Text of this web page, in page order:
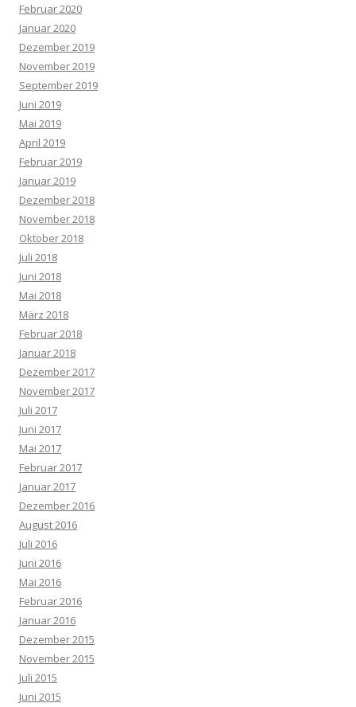
Februar 2020
Januar 2020
Dezember 2019
November 2019
September 2019
Juni 2019
Mai 2019
April 2019
Februar 2019
Januar 2019
Dezember 2018
November 2018
Oktober 2018
Juli 2018
Juni 2018
Mai 2018
März 2018
Februar 2018
Januar 2018
Dezember 2017
November 2017
Juli 2017
Juni 2017
Mai 2017
Februar 2017
Januar 2017
Dezember 2016
August 2016
Juli 2016
Juni 2016
Mai 2016
Februar 2016
Januar 2016
Dezember 2015
November 2015
Juli 2015
Juni 2015